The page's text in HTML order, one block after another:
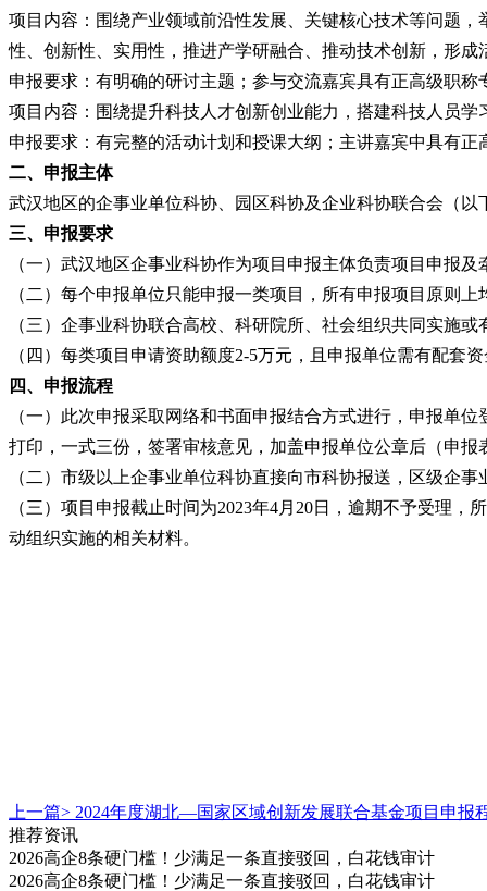
项目内容：围绕产业领域前沿性发展、关键核心技术等问题
性、创新性、实用性，推进产学研融合、推动技术创新，形成
申报要求：有明确的研讨主题；参与交流嘉宾具有正高级职称
项目内容：围绕提升科技人才创新创业能力，搭建科技人员
申报要求：有完整的活动计划和授课大纲；主讲嘉宾中具有正
二、申报主体
武汉地区的企事业单位科协、园区科协及企业科协联合会（以
三、申报要求
（一）武汉地区企事业科协作为项目申报主体负责项目申报
（二）每个申报单位只能申报一类项目，所有申报项目原则上
（三）企事业科协联合高校、科研院所、社会组织共同实施
（四）每类项目申请资助额度2-5万元，且申报单位需有配套
四、申报流程
（一）此次申报采取网络和书面申报结合方式进行，申报单
打印，一式三份，签署审核意见，加盖申报单位公章后（申
（二）市级以上企事业单位科协直接向市科协报送，区级企
（三）项目申报截止时间为2023年4月20日，逾期不予受理，
动组织实施的相关材料。
上一篇> 2024年度湖北—国家区域创新发展联合基金项目申报
推荐资讯
2026高企8条硬门槛！少满足一条直接驳回，白花钱审计
2026高企8条硬门槛！少满足一条直接驳回，白花钱审计